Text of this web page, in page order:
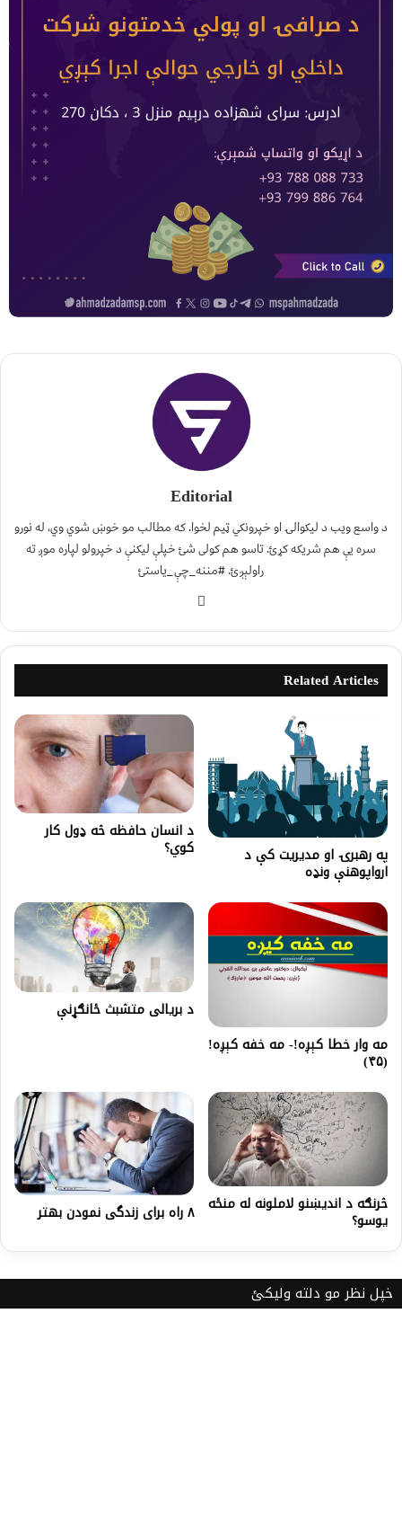
Editorial
د واسع ویب د لیکوالۍ او خپرونکي ټیم لخوا. که مطالب مو خوښ شوي وي، له نورو
سره یې هم شریکه کړئ. تاسو هم کولی شئ خپلې لیکنې د خپرولو لپاره موږ ته
راولېږئ. #مننه_چې_یاستئ
Related Articles
په رهبرۍ او مدیریت کې د
ارواپوهنې ونډه
د انسان حافظه څه ډول کار
کوي؟
مه وار خطا کېږه!- مه خفه کېږه!
(۴۵)
د بريالی متشبث ځانګړنې
څرنګه د انديښنو لاملونه له منځه
يوسو؟ ۸ راه برای زندگی نمودن بهتر
خپل نظر مو دلته ولیکئ